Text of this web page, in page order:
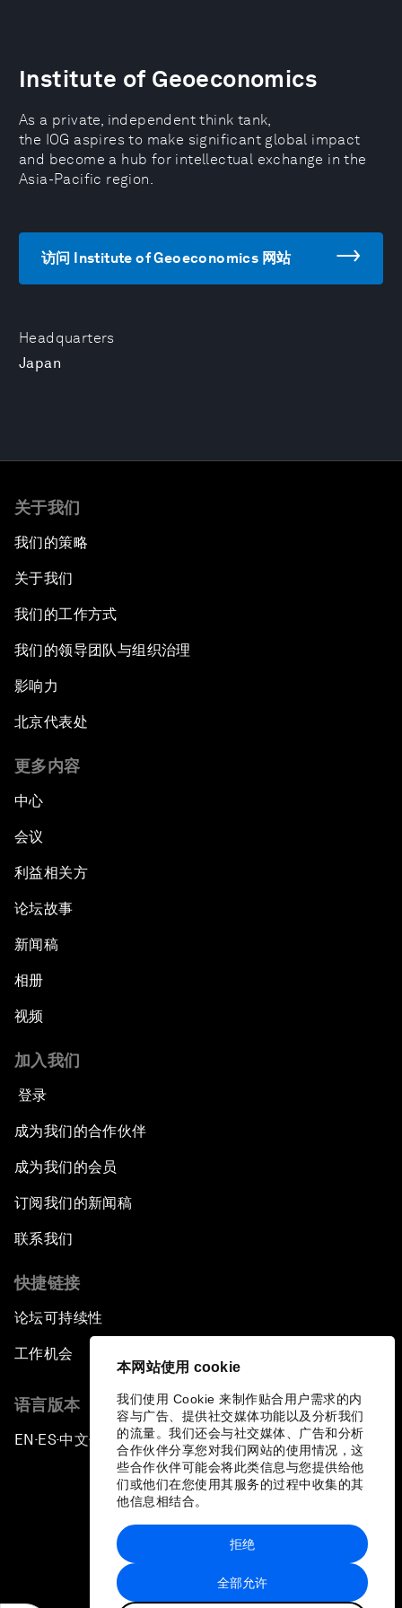
本网站使用 cookie
我们使用 Cookie 来制作贴合用户需求的内
容与广告、提供社交媒体功能以及分析我们
的流量。我们还会与社交媒体、广告和分析
合作伙伴分享您对我们网站的使用情况，这
些合作伙伴可能会将此类信息与您提供给他
们或他们在您使用其服务的过程中收集的其
他信息相结合。
全部允许
拒绝
Headquarters
Japan
Institute of Geoeconomics
As a private, independent think tank,
the IOG aspires to make significant global impact
and become a hub for intellectual exchange in the
Asia-Pacific region.
访问 Institute of Geoeconomics 网站
关于我们
我们的策略
关于我们
我们的工作方式
我们的领导团队与组织治理
影响力
北京代表处
更多内容
中心
会议
利益相关方
论坛故事
新闻稿
相册
视频
加入我们
登录
成为我们的合作伙伴
成为我们的会员
订阅我们的新闻稿
联系我们
快捷链接
论坛可持续性
工作机会
语言版本
EN ▪ES▪中文▪ 日本語
站点地图